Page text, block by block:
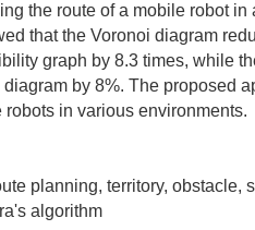
the route of a mobile robot
that the Voronoi diagram
graph by 8.3 times, while
diagram by 8%. The proposed
robots in various environments.
planning, territory, obstacle,
algorithm